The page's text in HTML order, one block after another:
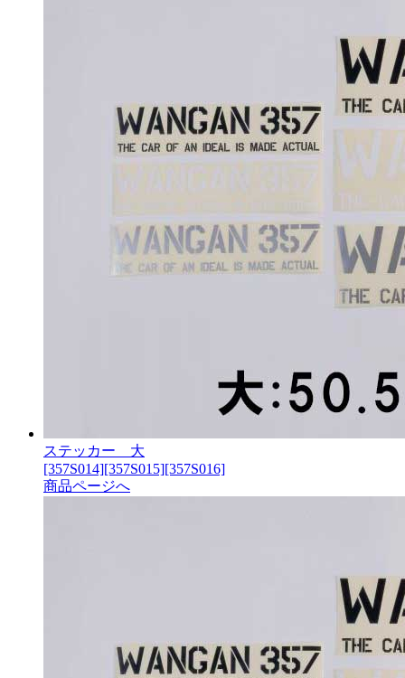
ステッカー 大
[357S014][357S015][357S016]
商品ページへ